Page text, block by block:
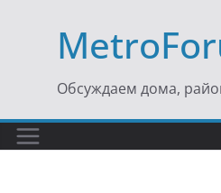
содержимому
Обсуждаем дома,